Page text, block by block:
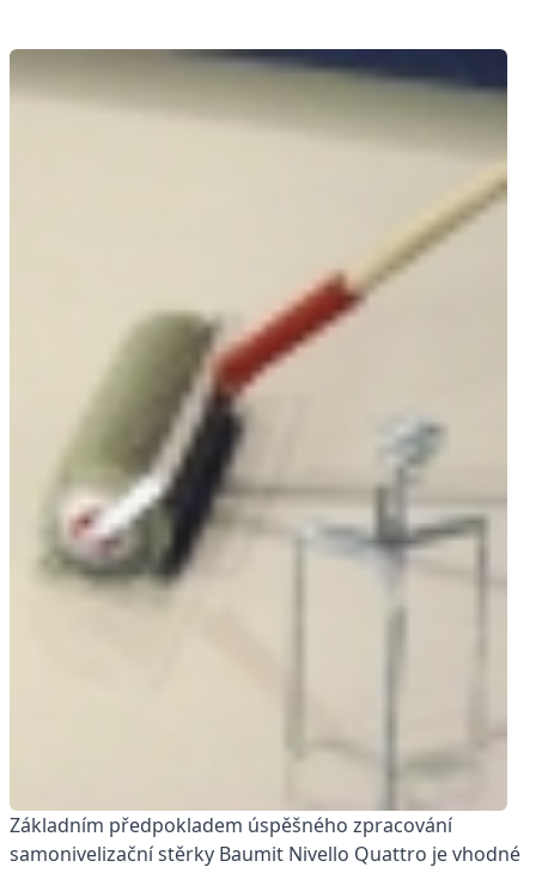
Základním předpokladem úspěšného zpracování
samonivelizační stěrky Baumit Nivello Quattro je vhodné